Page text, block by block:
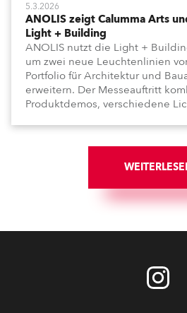
5.3.2026
ANOLIS zeigt Calumma Arts
Light + Building
ANOLIS nutzt die Light +
um zwei neue Leuchtenlinien
Portfolio für Architektur und
erweitern. Der Messeauftritt
Produktdemos, verschiedene